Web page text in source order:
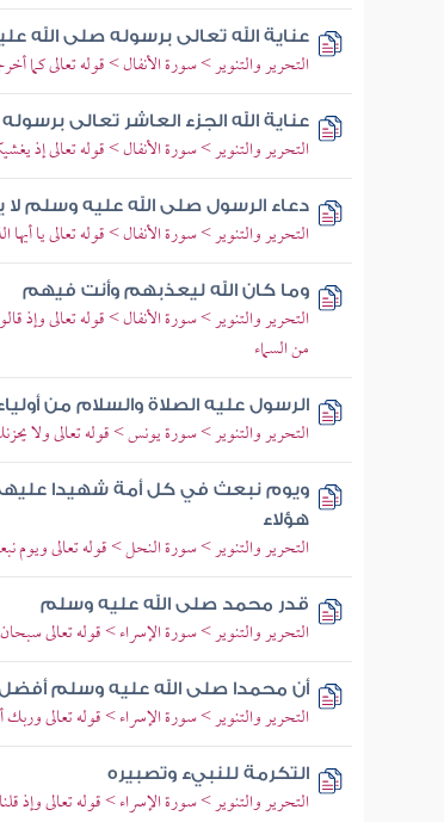
عناية الله تعالى برسوله صلى الله
التحرير والتنوير > سورة الأنفال > قوله تعالى
عناية الله الجزء العاشر تعالى
التحرير والتنوير > سورة الأنفال > قوله تعالى إذ
دعاء الرسول صلى الله عليه وسلم لا
التحرير والتنوير > سورة الأنفال > قوله تعالى يا
وما كان الله ليعذبهم وأنت فيهم
التحرير والتنوير > سورة الأنفال > قوله تعالى وإذ
من السماء
الرسول عليه الصلاة والسلام من
التحرير والتنوير > سورة يونس > قوله تعالى ولا
ويوم نبعث في كل أمة شهيدا
هؤلاء
التحرير والتنوير > سورة النحل > قوله تعالى ويوم
قدر محمد صلى الله عليه وسلم
التحرير والتنوير > سورة الإسراء > قوله تعالى
أن محمدا صلى الله عليه وسلم أفضل
التحرير والتنوير > سورة الإسراء > قوله تعالى
التكرمة للنبيء وتصبيره
التحرير والتنوير > سورة الإسراء > قوله تعالى وإذ